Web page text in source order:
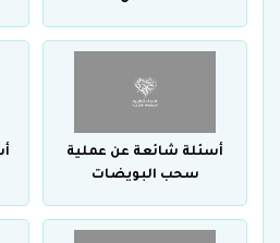
أسئلة شائعة عن عملية
سحب البويضات